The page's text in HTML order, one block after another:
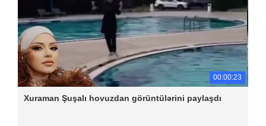
00:00:23
Xuraman Şuşalı hovuzdan görüntülərini paylaşdı